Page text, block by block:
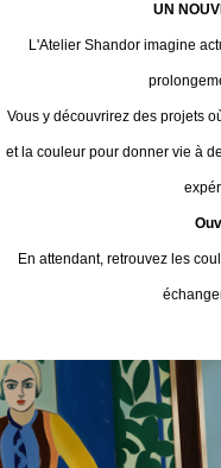
UN
L'Atelier Shandor imagine
Vous y découvrirez des projets
et la couleur pour donner vie à
En attendant, retrouvez les